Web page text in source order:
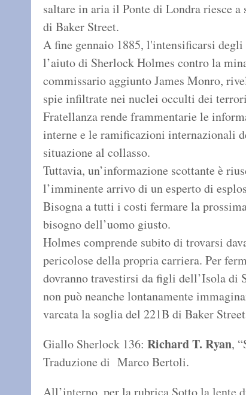
saltare in aria il Ponte di Londra riesce
di Baker Street.
A fine gennaio 1885, l'intensificarsi
l’aiuto di Sherlock Holmes contro la
commissario aggiunto James Monro,
spie infiltrate nei nuclei occulti dei
Fratellanza rende frammentarie le
interne e le ramificazioni internazionali
situazione al collasso.
Tuttavia, un’informazione scottante è
l’imminente arrivo di un esperto di
Bisogna a tutti i costi fermare la
bisogno dell’uomo giusto.
Holmes comprende subito di trovarsi
pericolose della propria carriera. Per
dovranno travestirsi da figli dell’Isola
non può neanche lontanamente
varcata la soglia del 221B di Baker
Giallo Sherlock 136: Richard T. Ryan,
Traduzione di Marco Bertoli.